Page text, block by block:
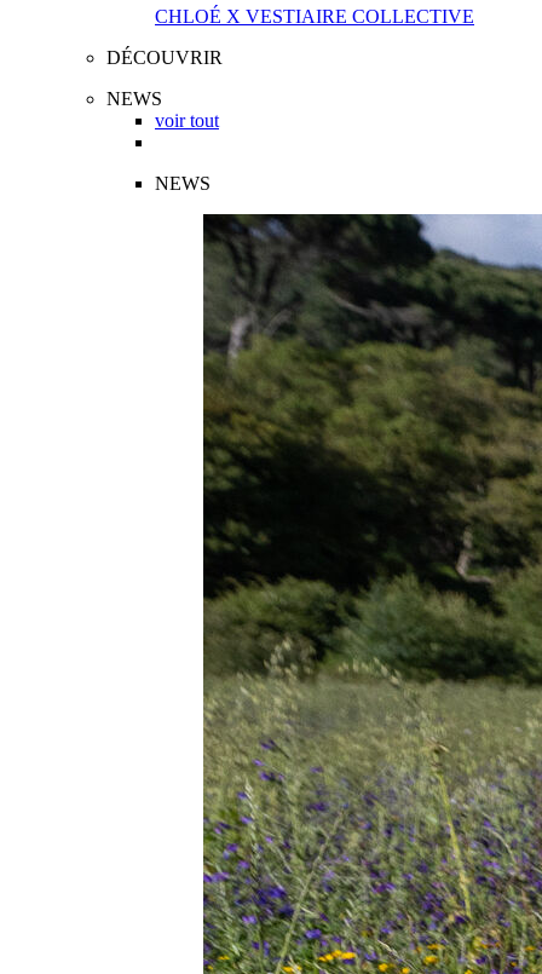
CHLOÉ X VESTIAIRE COLLECTIVE
DÉCOUVRIR
NEWS
voir tout
NEWS